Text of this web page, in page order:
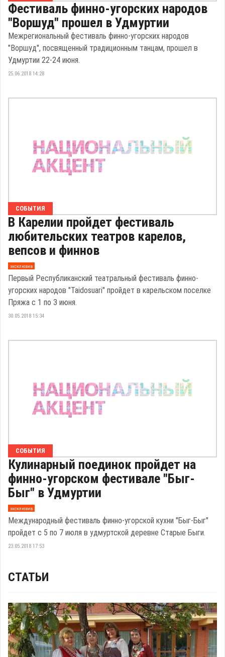
Фестиваль финно-угорских народов
"Воршуд" прошел в Удмуртии
Межрегиональный фестиваль финно-угорских народов
"Воршуд", посвященный традиционным танцам, прошел в
Удмуртии 22-24 июня.
25.06.2018 14:28
СОБЫТИЯ
В Карелии пройдет фестиваль
любительских театров карелов,
вепсов и финнов
эксклюзив
Первый Республиканский театральный фестиваль финно-
угорских народов "Taidosuari" пройдет в карельском поселке
Пряжа с 1 по 3 июня.
30.05.2018 15:34
СОБЫТИЯ
Кулинарный поединок пройдет на
финно-угорском фестивале "Быг-
Быг" в Удмуртии
эксклюзив
Международный фестиваль финно-угорской кухни "Быг-Быг"
пройдет с 5 по 7 июля в удмуртской деревне Старые Быги.
23.05.2018 17:53
СТАТЬИ